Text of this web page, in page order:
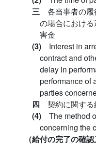
三 各当事者の
の場合におけ
害金
(3) Interest in
contract and
delay in
performance of
parties
四 契約に関す
(4) The method
concerning the
（給付の完了の確